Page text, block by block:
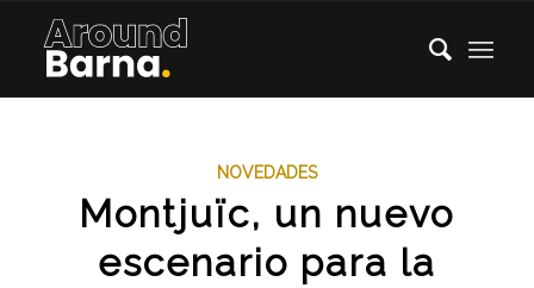
NOVEDADES
Montjuïc, un nuevo
escenario para la